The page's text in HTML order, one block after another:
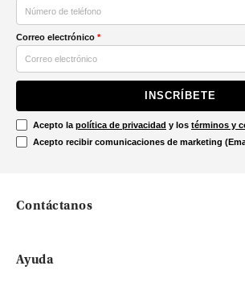
Correo electrónico *
INSCRÍBETE
Acepto la política de privacidad y los términos y
Acepto recibir comunicaciones de marketing
Contáctanos
Ayuda